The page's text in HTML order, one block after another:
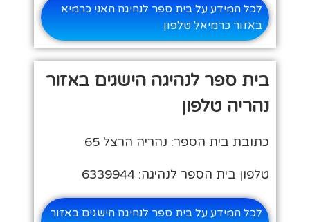
לכל המידע על בית ספר לנהיגה האני כרמיא
באזור כרמיאל טלפון
בית ספר לנהיגה הישגים באזור
נהריה טלפון
כתובת בית הספר: נהריה הרצל 65
טלפון בית הספר לנהיגה: 6339944
לכל המידע על בית ספר לנהיגה הישגים באזור